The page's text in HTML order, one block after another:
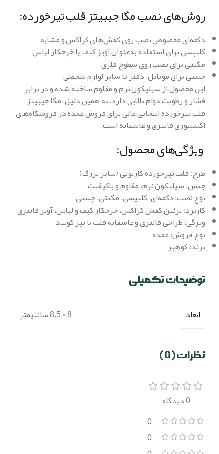
روش‌های نصب مگا جیبیتز قلب تیرخورده:
دکمه‌ای مخصوص نصب روی کفش‌های کراکس و مشابه
کلیپسی برای استفاده به‌عنوان آویز کیف یا خرجکار لباس
مگنتی برای نصب روی سطوح فلزی
چسبی برای موبایل، دفتر یا سایر لوازم شخصی
این محصول از سیلیکون نرم و مقاوم ساخته شده و در برابر
فشار و رطوبت دوام بالایی دارد. به همین دلیل، مگا جیبیتز
قلب تیرخورده انتخابی عالی برای فروش عمده در فروشگاه‌های
اکسسوری فانتزی و عاشقانه است.
ویژگی‌های محصول:
طرح: قلب تیرخورده کارتونی (سایز بزرگ)
جنس: سیلیکون نرم، مقاوم و باکیفیت
نوع نصب: دکمه‌ای، کلیپسی، مگنتی، چسبی
کاربرد: تزئین کفش کراکس، خرجکار کیف و لباس، آویز فانتزی
ویژگی: طراحی فانتزی و عاشقانه قلب با تیر کوپید
نوع فروش: عمده
برند: کوهبر
توضیحات تکمیلی
ابعاد 8 × 8.5 سانتیمتر
نظرات (0)
0 دیدگاه
0
0